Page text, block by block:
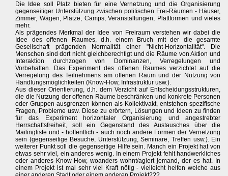
Die Idee soll Platz bieten für eine Vernetzung und die Organisierung
gegenseitiger Unterstützung zwischen politischen Frei-Räumen - Häuser,
Zimmer, Wägen, Plätze, Camps, Veranstaltungen, Plattformen und vieles
mehr.
Als prägendes Merkmal der Idee von Freiraum verstehen wir dabei die
Idee des offenen Raumes, d.h. einem Bruch mit der die gesamte
Gesellschaft prägenden Normalität einer "Nicht-Horizontalität". Die
Menschen sind dort nicht gleichberechtigt und die Räume von Aktion und
Interaktion durchzogen von Dominanzen, Verregelungen und
Vorbehalten. Das Experiment des offenen Raumes verzichtet auf die
Verregelung des Teilnehmens am offenen Raum und der Nutzung von
Handlungsmöglichkeiten (Know-How, Infrastruktur usw.).
Aus dieser Orientierung, d.h. dem Verzicht auf Entscheidungsstrukturen,
die die Nutzung der offenen Räume beschränken und konkrete Personen
oder Gruppen ausgrenzen können als Kollektivakt, entstehen spezifische
Fragen, Probleme usw. Diese zu erörtern, Lösungen und Ideen zu finden
für das Experiment horizontaler Organisierung und angestrebter
Herrschaftsfreiheit, soll ein Gegenstand des Austausches über die
Mailingliste und - hoffentlich - auch noch andere Formen der Vernetzung
sein (gegenseitige Besuche, Unterstützung, Seminare, Treffen usw.). Ein
weiterer Punkt soll die gegenseitige Hilfe sein. Manch ein Projekt hat von
etwas sehr viel, ein anderes wenig. In einem Projekt fehlt handwerkliches
oder anderes Know-How, woanders wohnt/agiert jemand, der es hat. In
einem Projekt ist mal sehr viel Kraft nötig - vielleicht helfen welche aus